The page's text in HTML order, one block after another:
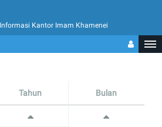
Kantor Imam Khamenei
Tahun Bulan